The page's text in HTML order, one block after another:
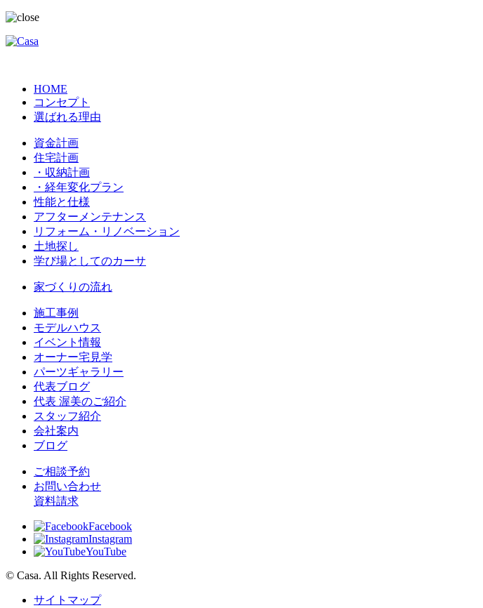
HOME
コンセプト
選ばれる理由
資金計画
住宅計画
・収納計画
・経年変化プラン
性能と仕様
アフターメンテナンス
リフォーム・リノベーション
土地探し
学び場としてのカーサ
家づくりの流れ
施工事例
モデルハウス
イベント情報
オーナー宅見学
パーツギャラリー
代表ブログ
代表 渥美のご紹介
スタッフ紹介
会社案内
ブログ
ご相談予約
お問い合わせ
資料請求
Facebook
Instagram
YouTube
© Casa. All Rights Reserved.
サイトマップ